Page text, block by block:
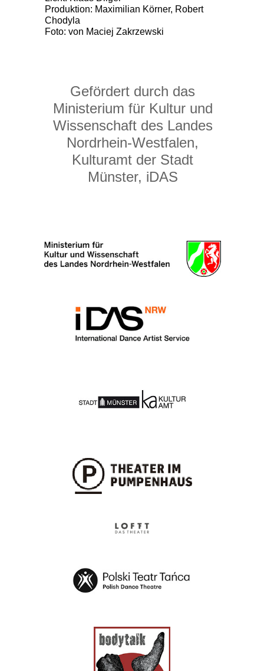
Produktion: Maximilian Körner, Robert
Chodyla
Foto: von Maciej Zakrzewski
Gefördert durch das
Ministerium für Kultur und
Wissenschaft des Landes
Nordrhein-Westfalen,
Kulturamt der Stadt
Münster, iDAS